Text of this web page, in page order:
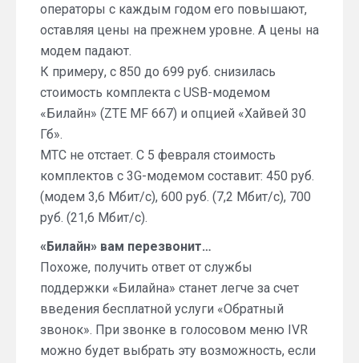
операторы с каждым годом его повышают,
оставляя цены на прежнем уровне. А цены на
модем падают.
К примеру, с 850 до 699 руб. снизилась
стоимость комплекта с USB-модемом
«Билайн» (ZTE MF 667) и опцией «Хайвей 30
Гб».
МТС не отстает. С 5 февраля стоимость
комплектов с 3G-модемом составит: 450 руб.
(модем 3,6 Мбит/с), 600 руб. (7,2 Мбит/с), 700
руб. (21,6 Мбит/с).
«Билайн» вам перезвонит…
Похоже, получить ответ от службы
поддержки «Билайна» станет легче за счет
введения бесплатной услуги «Обратный
звонок». При звонке в голосовом меню IVR
можно будет выбрать эту возможность, если